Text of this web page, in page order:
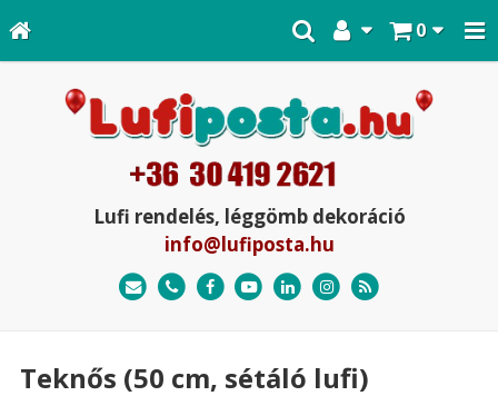
0
Lufi rendelés, léggömb dekoráció
info@lufiposta.hu
Teknős (50 cm, sétáló lufi)